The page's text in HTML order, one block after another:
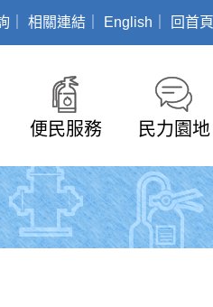
相關連結 English 回首頁
便民服務 民力園地